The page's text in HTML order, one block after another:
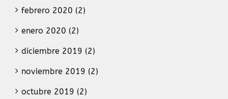
febrero 2020 (2)
enero 2020 (2)
diciembre 2019 (2)
noviembre 2019 (2)
octubre 2019 (2)